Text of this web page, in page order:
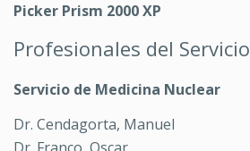
Picker Prism 2000 XP
Profesionales del Servicio
Servicio de Medicina Nuclear
Dr. Cendagorta, Manuel